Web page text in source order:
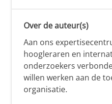
Over de auteur(s)
Aan ons
hoogleraren en
onderzoekers
willen werken aan de
organisatie.